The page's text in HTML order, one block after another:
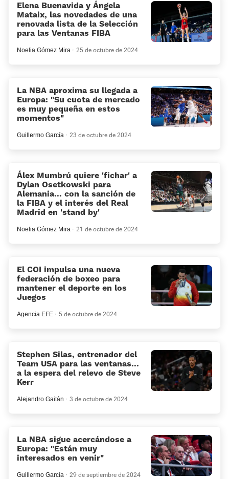
Elena Buenavida y Ángela
Mataix, las novedades de una
renovada lista de la Selección
para las Ventanas FIBA
Noelia Gómez Mira 25 de octubre de 2024
La NBA aproxima su llegada a
Europa: «Su cuota de mercado
es muy pequeña en estos
momentos«
Guillermo García 23 de octubre de 2024
Álex Mumbrú quiere 'fichar' a
Dylan Osetkowski para
Alemania... con la sanción de
la FIBA y el interés del Real
Madrid en 'stand by'
Noelia Gómez Mira 21 de octubre de 2024
El COI impulsa una nueva
federación de boxeo para
mantener el deporte en los
Juegos
Agencia EFE 5 de octubre de 2024
Stephen Silas, entrenador del
Team USA para las ventanas...
a la espera del relevo de Steve
Kerr
Alejandro Gaitán 3 de octubre de 2024
La NBA sigue acercándose a
Europa: “Están muy
interesados en venir”
Guillermo García 29 de septiembre de 2024